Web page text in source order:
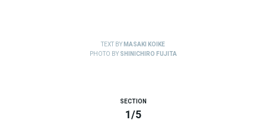
TEXT BYMASAKI KOIKE
PHOTO BY SHINICHIRO FUJITA
SECTION
1/5